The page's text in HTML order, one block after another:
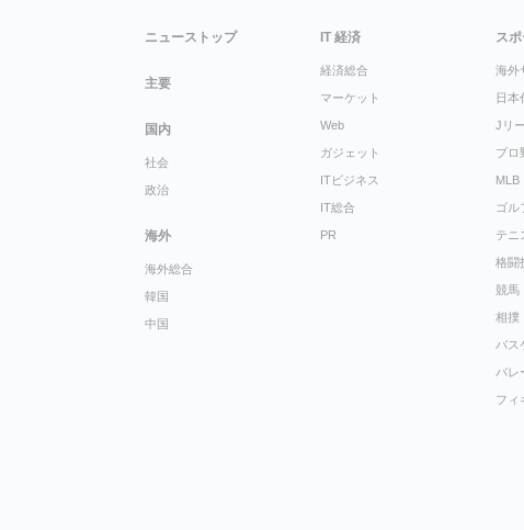
ニューストップ
主要
国内
社会
政治
海外
海外総合
韓国
中国
IT 経済
経済総合
マーケット
Web
ガジェット
ITビジネス
IT総合
PR
ス
海外
日本
Jリ
プロ
MLB
ゴル
テニ
格闘
競馬
相撲
バス
バレ
フィ